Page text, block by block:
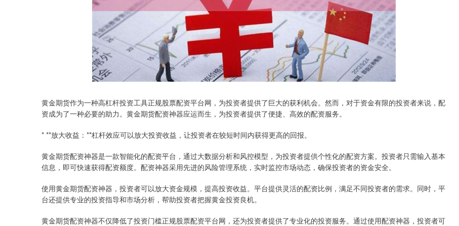
黄金期货作为一种高杠杆投资工具正规股票配资平台网，为投资者提供了巨大的获利机会。然而，对于资金有限的投资者来说，配
资成为了一种必要的助力。黄金期货配资神器应运而生，为投资者提供了便捷、高效的配资服务。
* **放大收益：**杠杆效应可以放大投资收益，让投资者在较短时间内获得更高的回报。
黄金期货配资神器是一款智能化的配资平台，通过大数据分析和风控模型，为投资者提供个性化的配资方案。投资者只需输入基本
信息，即可快速获得配资额度。配资神器采用先进的风险管理系统，实时监控市场动态，确保投资者的资金安全。
使用黄金期货配资神器，投资者可以放大资金规模，提高投资收益。平台提供灵活的配资比例，满足不同投资者的需求。同时，平
台还提供专业的投资指导和市场分析，帮助投资者把握黄金投资良机。
黄金期货配资神器不仅降低了投资门槛正规股票配资平台网，还为投资者提供了专业化的投资服务。通过使用配资神器，投资者可